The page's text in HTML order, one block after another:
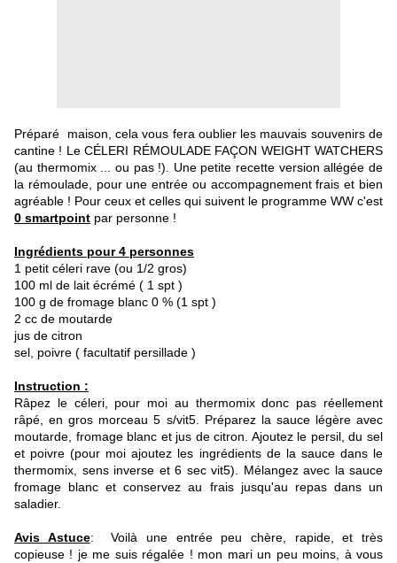
Préparé maison, cela vous fera oublier les mauvais souvenirs de
cantine ! Le CÉLERI RÉMOULADE FAÇON WEIGHT WATCHERS
(au thermomix ... ou pas !). Une petite recette version allégée de
la rémoulade, pour une entrée ou accompagnement frais et bien
agréable ! Pour ceux et celles qui suivent le programme WW c'est
0 smartpoint par personne !
Ingrédients pour 4 personnes
1 petit céleri rave (ou 1/2 gros)
100 ml de lait écrémé ( 1 spt )
100 g de fromage blanc 0 % (1 spt )
2 cc de moutarde
jus de citron
sel, poivre ( facultatif persillade )
Instruction :
Râpez le céleri, pour moi au thermomix donc pas réellement
râpé, en gros morceau 5 s/vit5. Préparez la sauce légère avec
moutarde, fromage blanc et jus de citron. Ajoutez le persil, du sel
et poivre (pour moi ajoutez les ingrédients de la sauce dans le
thermomix, sens inverse et 6 sec vit5). Mélangez avec la sauce
fromage blanc et conservez au frais jusqu'au repas dans un
saladier.
Avis Astuce: Voilà une entrée peu chère, rapide, et très
copieuse ! je me suis régalée ! mon mari un peu moins, à vous